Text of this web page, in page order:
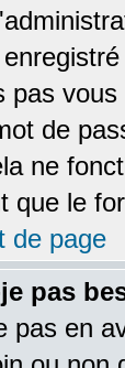
pas
de
ne
que le
de page
pas
pas en